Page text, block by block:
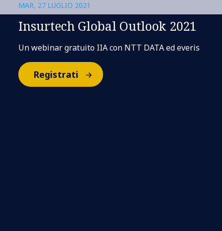
MAR, 27 LUGLIO 2021
Insurtech Global Outlook 2021
Un webinar gratuito IIA con NTT DATA ed everis
Registrati